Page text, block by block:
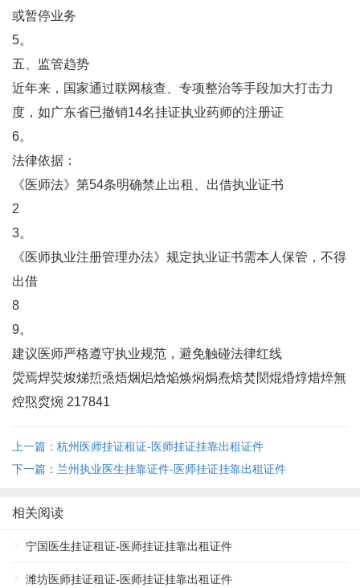
或暂停业务‌
5。
五、监管趋势
近年来，国家通过联网核查、专项整治等手段加大打击力
度，如广东省已撤销14名挂证执业药师的注册证‌
6。
‌法律依据‌：
《医师法》第54条明确禁止出租、出借执业证书‌
2
3。
《医师执业注册管理办法》规定执业证书需本人保管，不得
出借‌
8
9。
建议医师严格遵守执业规范，避免触碰法律红线‌
焈焉焊焋焌焍焎焏焐焑焒焓焔焕焖焗焘焙焚焛焜焝焞焟焠無
焢焣焤焥 217841
上一篇：杭州医师挂证租证-医师挂证挂靠出租证件
下一篇：兰州执业医生挂靠证件-医师挂证挂靠出租证件
相关阅读
宁国医生挂证租证-医师挂证挂靠出租证件
潍坊医师挂证租证-医师挂证挂靠出租证件